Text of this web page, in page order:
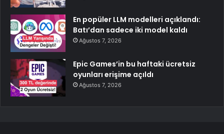
En popüler LLM modelleri açıklandı:
Batı’dan sadece iki model kaldı
Ağustos 7, 2026
Epic Games’in bu haftaki ücretsiz
oyunları erişime açıldı
Ağustos 7, 2026